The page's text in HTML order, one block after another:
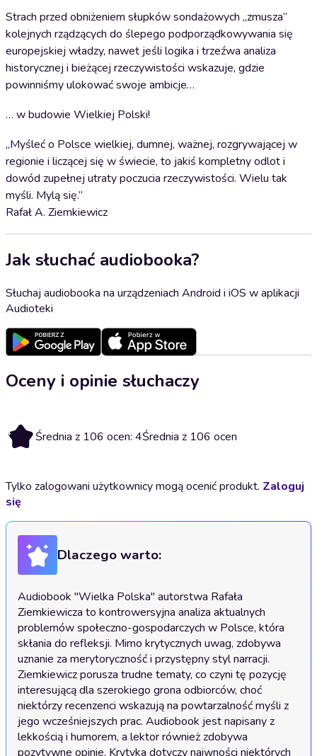
Strach przed obniżeniem słupków sondażowych „zmusza”
kolejnych rządzących do ślepego podporządkowywania się
europejskiej władzy, nawet jeśli logika i trzeźwa analiza
historycznej i bieżącej rzeczywistości wskazuje, gdzie
powinniśmy ulokować swoje ambicje…
… w budowie Wielkiej Polski!
„Myśleć o Polsce wielkiej, dumnej, ważnej, rozgrywającej w
regionie i liczącej się w świecie, to jakiś kompletny odlot i
dowód zupełnej utraty poczucia rzeczywistości. Wielu tak
myśli. Mylą się.”
Rafał A. Ziemkiewicz
Jak słuchać audiobooka?
Słuchaj audiobooka na urządzeniach Android i iOS w aplikacji
Audioteki
Oceny i opinie słuchaczy
4 Średnia z 106 ocen: 4Średnia z 106 ocen
Tylko zalogowani użytkownicy mogą ocenić produkt. Zaloguj
się
Dlaczego warto:
Audiobook "Wielka Polska" autorstwa Rafała
Ziemkiewicza to kontrowersyjna analiza aktualnych
problemów społeczno-gospodarczych w Polsce, która
skłania do refleksji. Mimo krytycznych uwag, zdobywa
uznanie za merytoryczność i przystępny styl narracji.
Ziemkiewicz porusza trudne tematy, co czyni tę pozycję
interesującą dla szerokiego grona odbiorców, choć
niektórzy recenzenci wskazują na powtarzalność myśli z
jego wcześniejszych prac. Audiobook jest napisany z
lekkością i humorem, a lektor również zdobywa
pozytywne opinie. Krytyka dotyczy naiwności niektórych